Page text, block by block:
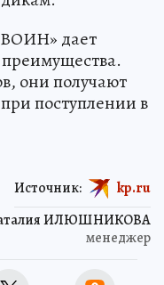
дает
они получают
поступлении в
ИЛЮШНИКОВА
менеджер
Источник: kp.ru